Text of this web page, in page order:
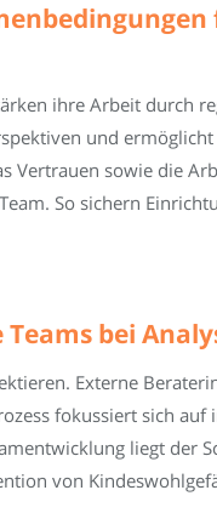
ihre Arbeit durch
und
sowie die
So sichern
bei
Externe
fokussiert sich
liegt der
von